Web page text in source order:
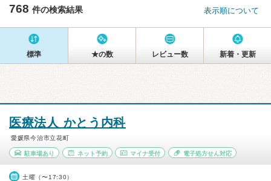
768 件の検索結果 表示順について
標準 ★の数 レビュー数 新着・更新
医療法人 かとう内科
愛媛県今治市立花町
駐車場あり ネット予約 マイナ受付 電子処方せん対応
土曜（〜17:30）